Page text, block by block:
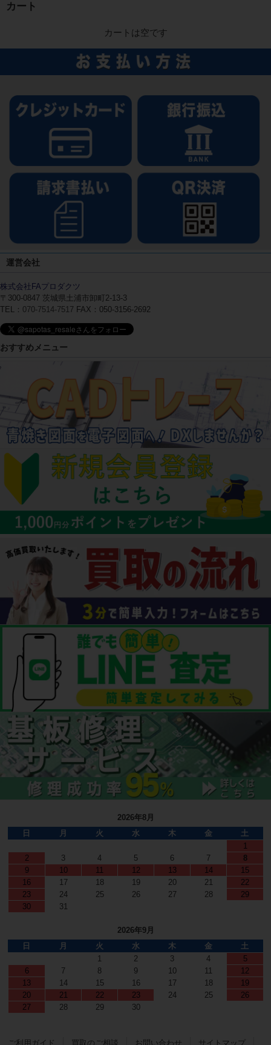
カート
カートは空です
運営会社
株式会社FAプロダクツ
〒300-0847 茨城県土浦市卸町2-13-3
TEL： 070-7514-7517 FAX：050-3156-2692
おすすめメニュー
2026年8月
日
月 火 水 木 金
土
1
2
3 4 5 6 7
8
9
10 11 12 13 14
15
16
17 18 19 20 21
22
23
24 25 26 27 28
29
30
31
2026年9月
日
月 火 水 木 金
土
1
2 3 4
5
6
7 8 9 10 11
12
13
14 15 16 17 18
19
20
21 22 23 24 25
26
27
28 29 30
ご利用ガイド 買取のご相談 お問い合わせ サイトマップ